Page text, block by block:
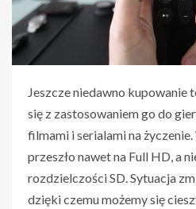
Jeszcze niedawno kupowanie
się z zastosowaniem go do
filmami i serialami na
przeszło nawet na Full HD, a
rozdzielczości SD. Sytuacja
dzięki czemu możemy się